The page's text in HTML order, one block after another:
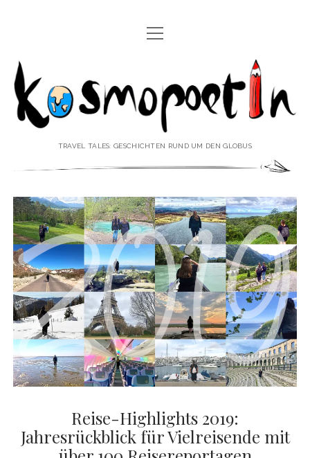
REISEREPORTAGEN
REISEPOESIE
REISEKOLUMNEN
REISEVIDEOS
REISESPECIALS
♥ ÜBER DEN REISEBLOG Menü
öffnen
IMPRESSUM
DATENSCHUTZERKLÄRUNG
♥ ÜBER DIE AUTORIN
Menü
öffnen
VITA
PRESSE & MEDIEN
MEDIADATEN
twitterfacebook
pinterestyoutubeinstagram
Menü
öffnen
Kosmopoetin
TRAVEL TALES: GESCHICHTEN RUND UM DEN GLOBUS
Reise-Highlights 2019:
Jahresrückblick für Vielreisende mit